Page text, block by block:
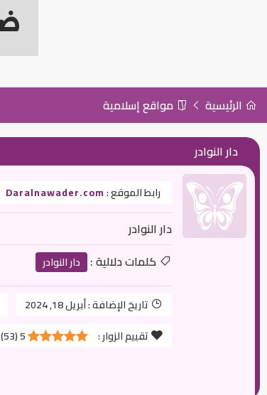
الرئيسية مواقع إسلامية
دار النوادر
رابط الموقع :Daralnawader.com
دار النوادر
كلمات دلالية :
دار النوادر
تاريخ الإضافة :أبريل 18, 2024
تقييم الزوار :
5
(
53
)